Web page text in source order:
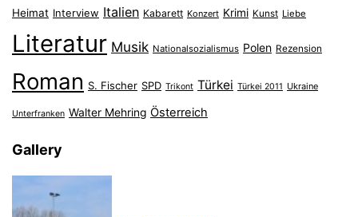
Heimat Interview Italien Kabarett Konzert Krimi Kunst Liebe
Literatur Musik Nationalsozialismus Polen Rezension
Roman S. Fischer SPD Trikont Türkei Türkei 2011 Ukraine
Unterfranken Walter Mehring Österreich
Gallery